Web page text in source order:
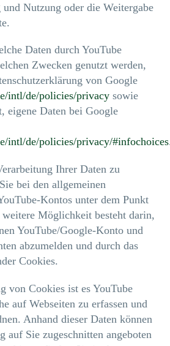
Nutzung oder die Weitergabe
Daten durch YouTube
Zwecken genutzt werden,
von Google
intl/de/policies/privacy sowie
eigene Daten bei Google
intl/de/policies/privacy/#infochoices
Ihrer Daten zu
bei den allgemeinen
Kontos unter dem Punkt
weitere Möglichkeit besteht darin,
YouTube/Google-Konto und
abzumelden und durch das
Cookies.
von Cookies ist es YouTube
auf Webseiten zu erfassen und
Anhand dieser Daten können
auf Sie zugeschnitten angeboten